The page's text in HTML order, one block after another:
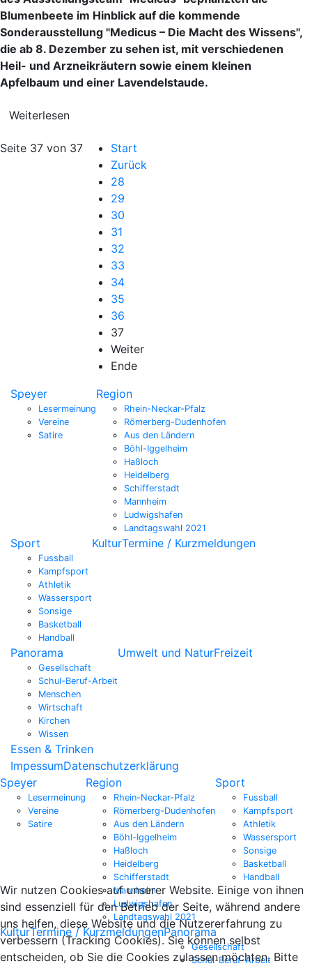
Blumenbeete im Hinblick auf die kommende
Sonderausstellung "Medicus – Die Macht des Wissens",
die ab 8. Dezember zu sehen ist, mit verschiedenen
Heil- und Arzneikräutern sowie einem kleinen
Apfelbaum und einer Lavendelstaude.
Weiterlesen
Seite 37 von 37
Start
Zurück
28
29
30
31
32
33
34
35
36
37
Weiter
Ende
Speyer
Lesermeinung
Vereine
Satire
Region
Rhein-Neckar-Pfalz
Römerberg-Dudenhofen
Aus den Ländern
Böhl-Iggelheim
Haßloch
Heidelberg
Schifferstadt
Mannheim
Ludwigshafen
Landtagswahl 2021
Sport
Fussball
Kampfsport
Athletik
Wassersport
Sonsige
Basketball
Handball
KulturTermine / Kurzmeldungen
Panorama
Gesellschaft
Schul-Beruf-Arbeit
Menschen
Wirtschaft
Kirchen
Wissen
Umwelt und NaturFreizeit
Essen & Trinken
ImpessumDatenschutzerklärung
Speyer
Lesermeinung
Vereine
Satire
Region
Rhein-Neckar-Pfalz
Römerberg-Dudenhofen
Aus den Ländern
Böhl-Iggelheim
Haßloch
Heidelberg
Schifferstadt
Mannheim
Ludwigshafen
Landtagswahl 2021
Sport
Fussball
Kampfsport
Athletik
Wassersport
Sonsige
Basketball
Handball
KulturTermine / KurzmeldungenPanorama
Gesellschaft
Schul-Beruf-Arbeit
Wir nutzen Cookies auf unserer Website. Einige von ihnen
sind essenziell für den Betrieb der Seite, während andere
uns helfen, diese Website und die Nutzererfahrung zu
verbessern (Tracking Cookies). Sie können selbst
entscheiden, ob Sie die Cookies zulassen möchten. Bitte